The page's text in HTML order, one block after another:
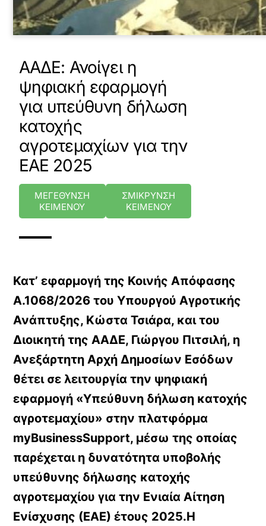
ΑΑΔΕ: Ανοίγει η
ψηφιακή εφαρμογή
για υπεύθυνη δήλωση
κατοχής
αγροτεμαχίων για την
ΕΑΕ 2025
ΜΕΓΕΘΥΝΣΗ
ΚΕΙΜΕΝΟΥ
ΣΜΙΚΡΥΝΣΗ
ΚΕΙΜΕΝΟΥ
Κατ’ εφαρμογή της Κοινής Απόφασης
Α.1068/2026 του Υπουργού Αγροτικής
Ανάπτυξης, Κώστα Τσιάρα, και του
Διοικητή της ΑΑΔΕ, Γιώργου Πιτσιλή, η
Ανεξάρτητη Αρχή Δημοσίων Εσόδων
θέτει σε λειτουργία την ψηφιακή
εφαρμογή «Υπεύθυνη δήλωση κατοχής
αγροτεμαχίου» στην πλατφόρμα
myBusinessSupport, μέσω της οποίας
παρέχεται η δυνατότητα υποβολής
υπεύθυνης δήλωσης κατοχής
αγροτεμαχίου για την Ενιαία Αίτηση
Ενίσχυσης (ΕΑΕ) έτους 2025.Η